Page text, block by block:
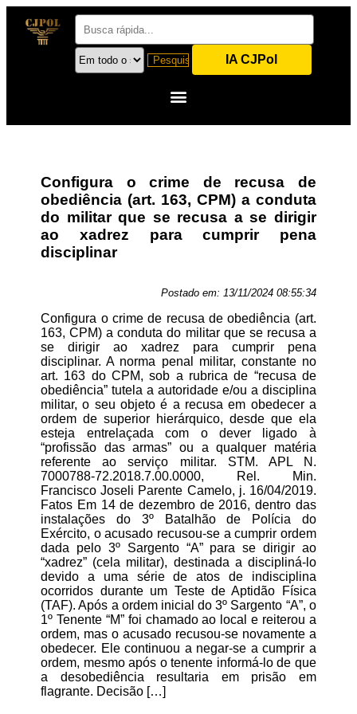
IA CJPol
Configura o crime de recusa de
obediência (art. 163, CPM) a conduta
do militar que se recusa a se dirigir
ao xadrez para cumprir pena
disciplinar
Postado em: 13/11/2024 08:55:34
Configura o crime de recusa de obediência (art.
163, CPM) a conduta do militar que se recusa a
se dirigir ao xadrez para cumprir pena
disciplinar. A norma penal militar, constante no
art. 163 do CPM, sob a rubrica de “recusa de
obediência” tutela a autoridade e/ou a disciplina
militar, o seu objeto é a recusa em obedecer a
ordem de superior hierárquico, desde que ela
esteja entrelaçada com o dever ligado à
“profissão das armas” ou a qualquer matéria
referente ao serviço militar. STM. APL N.
7000788-72.2018.7.00.0000, Rel. Min.
Francisco Joseli Parente Camelo, j. 16/04/2019.
Fatos Em 14 de dezembro de 2016, dentro das
instalações do 3º Batalhão de Polícia do
Exército, o acusado recusou-se a cumprir ordem
dada pelo 3º Sargento “A” para se dirigir ao
“xadrez” (cela militar), destinada a discipliná-lo
devido a uma série de atos de indisciplina
ocorridos durante um Teste de Aptidão Física
(TAF). Após a ordem inicial do 3º Sargento “A”, o
1º Tenente “M” foi chamado ao local e reiterou a
ordem, mas o acusado recusou-se novamente a
obedecer. Ele continuou a negar-se a cumprir a
ordem, mesmo após o tenente informá-lo de que
a desobediência resultaria em prisão em
flagrante. Decisão […]